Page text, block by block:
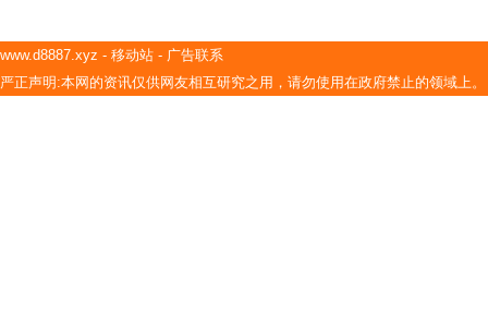
www.d8887.xyz - 移动站 - 广告联系
严正声明:本网的资讯仅供网友相互研究之用，请勿使用在政府禁止的领域上。